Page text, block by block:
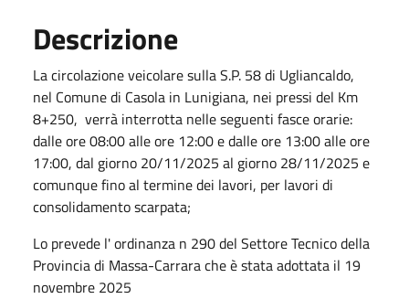
Descrizione
La circolazione veicolare sulla S.P. 58 di Ugliancaldo,
nel Comune di Casola in Lunigiana, nei pressi del Km
8+250, verrà interrotta nelle seguenti fasce orarie:
dalle ore 08:00 alle ore 12:00 e dalle ore 13:00 alle ore
17:00, dal giorno 20/11/2025 al giorno 28/11/2025 e
comunque fino al termine dei lavori, per lavori di
consolidamento scarpata;
Lo prevede l' ordinanza n 290 del Settore Tecnico della
Provincia di Massa-Carrara che è stata adottata il 19
novembre 2025